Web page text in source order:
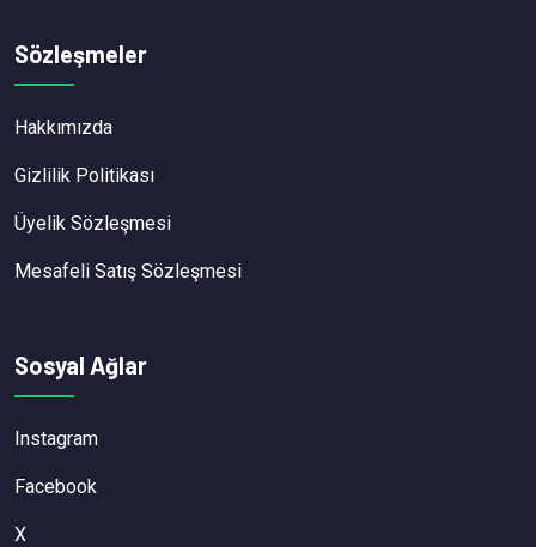
Sözleşmeler
Hakkımızda
Gizlilik Politikası
Üyelik Sözleşmesi
Mesafeli Satış Sözleşmesi
Sosyal Ağlar
Instagram
Facebook
X